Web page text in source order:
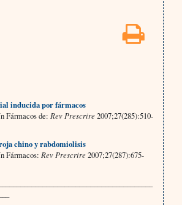
inducida por fármacos
Fármacos de: Rev Prescrire2007;27(285):510-
chino y rabdomiolisis
Fármacos: Rev Prescrire2007;27(287):675-